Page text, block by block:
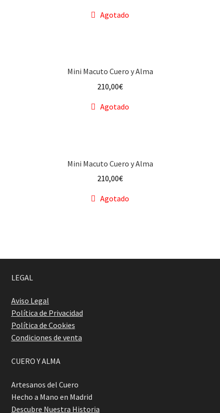
Agotado
Mini Macuto Cuero y Alma
210,00€
Agotado
Mini Macuto Cuero y Alma
210,00€
Agotado
LEGAL
Aviso Legal
Política de Privacidad
Política de Cookies
Condiciones de venta
CUERO Y ALMA
Artesanos del Cuero
Hecho a Mano en Madrid
Descubre Nuestra Historia